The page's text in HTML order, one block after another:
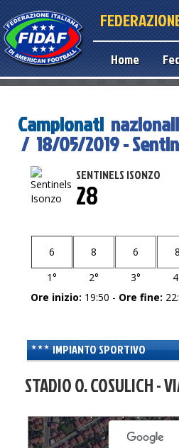
Home
Campionati
/ 18/05/2019 -
SENTINELS ISONZO
28
6 8 6
8
1°
2° 3°
Ore inizio: 19:50 - Ore fine:
IMPIANTO SPORTIVO
STADIO O. COSULICH -